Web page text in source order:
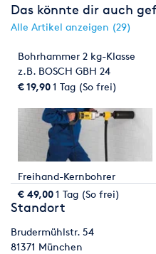
Das könnte dir auch
Alle Artikel anzeigen (29)
Bohrhammer 2 kg-Klasse
z.B. BOSCH GBH 24
€ 19,901 Tag (So frei)
Freihand-Kernbohrer
€ 49,001 Tag (So frei)
Standort
Brudermühlstr. 54
81371 München